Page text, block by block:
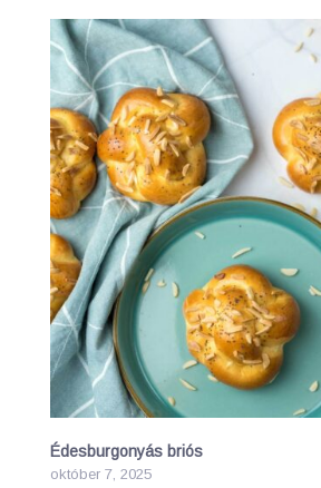
Édesburgonyás briós
október 7, 2025